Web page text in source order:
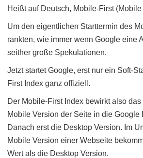
Heißt auf Deutsch, Mobile-First
Um den eigentlichen Starttermin des
rankten, wie immer wenn Google eine
seither große Spekulationen.
Jetzt startet Google, erst nur ein Soft-
First Index ganz offiziell.
Der Mobile-First Index bewirkt also
Mobile Version der Seite in die Google
Danach erst die Desktop Version. Im
Mobile Version einer Webseite
Wert als die Desktop Version.